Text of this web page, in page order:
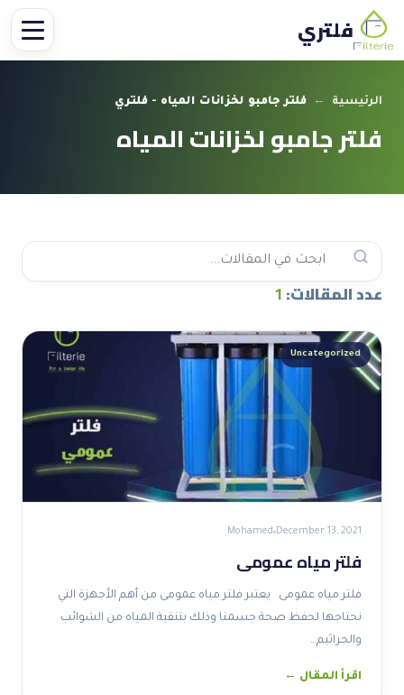
فلتري
الرئيسية ← فلتر جامبو لخزانات المياه - فلتري
فلتر جامبو لخزانات المياه
عدد المقالات:1
Uncategorized
December 13, 2021
Mohamed
فلتر مياه عمومى
فلتر مياه عمومى يعتبر فلتر مياه عمومى من أهم الأجهزة التي
نحتاجها لحفظ صحة جسمنا وذلك بتنقية المياه من الشوائب
والجراثيم…
اقرأ المقال ←